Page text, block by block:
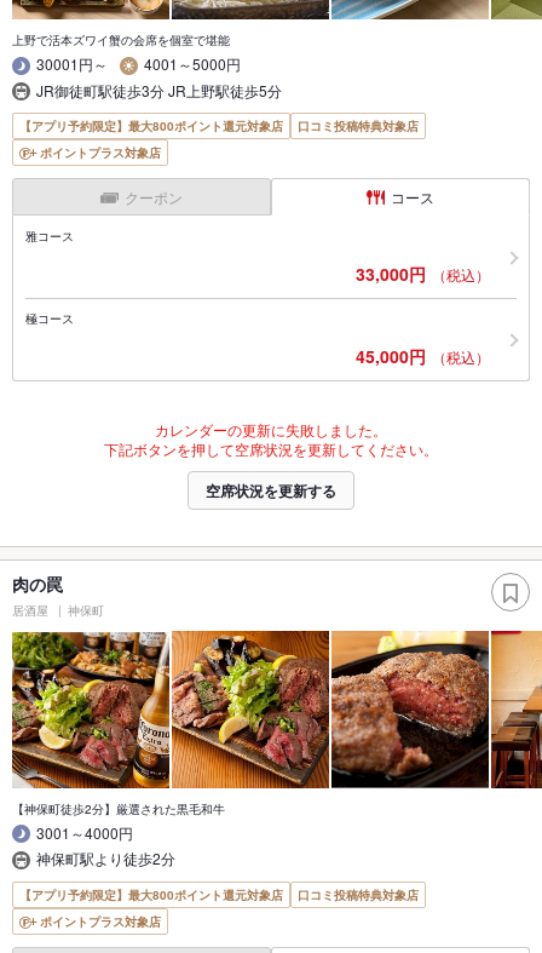
上野で活本ズワイ蟹の会席を個室で堪能
30001円～
4001～5000円
JR御徒町駅徒歩3分 JR上野駅徒歩5分
【アプリ予約限定】最大800ポイント還元対象店
口コミ投稿特典対象店
ポイントプラス対象店
クーポン コース
雅コース
33,000円 （税込）
極コース
45,000円 （税込）
カレンダーの更新に失敗しました。
下記ボタンを押して空席状況を更新してください。
空席状況を更新する
肉の罠
居酒屋 神保町
【神保町徒歩2分】厳選された黒毛和牛
3001～4000円
神保町駅より徒歩2分
【アプリ予約限定】最大800ポイント還元対象店
口コミ投稿特典対象店
ポイントプラス対象店